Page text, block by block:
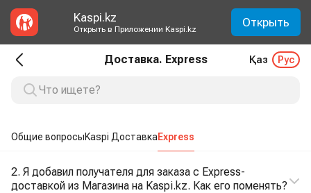
Kaspi.kz
Открыть в Приложении Kaspi.kz Открыть
Доставка. Express Қаз Рус
Общие вопросыKaspi ДоставкаExpress
2. Я добавил получателя для заказа с Express-
доставкой из Магазина на Kaspi.kz. Как его поменять?